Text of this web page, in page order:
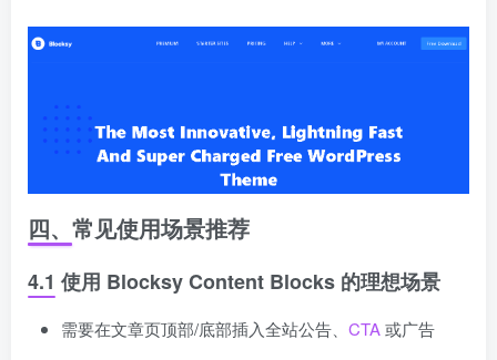
四、常见使用场景推荐
4.1 使用 Blocksy Content Blocks 的理想场景
需要在文章页顶部/底部插入全站公告、 CTA或广告